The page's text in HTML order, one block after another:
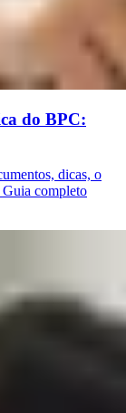
do BPC:
dicas, o
Guia completo